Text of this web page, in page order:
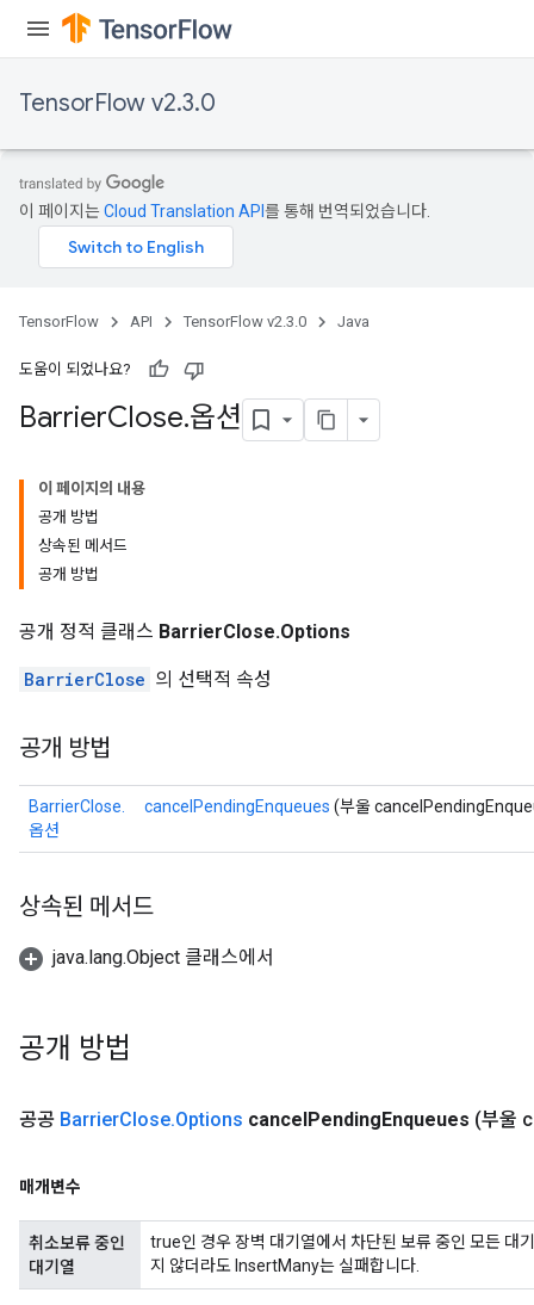
TensorFlow v2.3.0
이 페이지는Cloud Translation API 를 통해 번역되었습니다.
TensorFlow API TensorFlow v2.3.0 Java
도움이 되었나요?
BarrierClose.옵션
이 페이지의 내용
공개 방법
상속된 메서드
공개 방법
공개 정적 클래스 BarrierClose.Options
BarrierClose 의 선택적 속성
공개 방법
BarrierClose.
옵션
cancelPendingEnqueues (부울
상속된 메서드
java.lang.Object 클래스에서
공개 방법
공공 BarrierClose.Options cancelPendingEnqueues (부울
매개변수
취소보류 중인
대기열
true인 경우 장벽 대기열에서 차단된 보류 중인 모든 대
지 않더라도 InsertMany는 실패합니다.